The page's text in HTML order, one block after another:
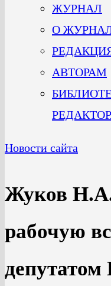
ЖУРНАЛ
О
АВТОРАМ
Новости сайта
Жуков
рабочую